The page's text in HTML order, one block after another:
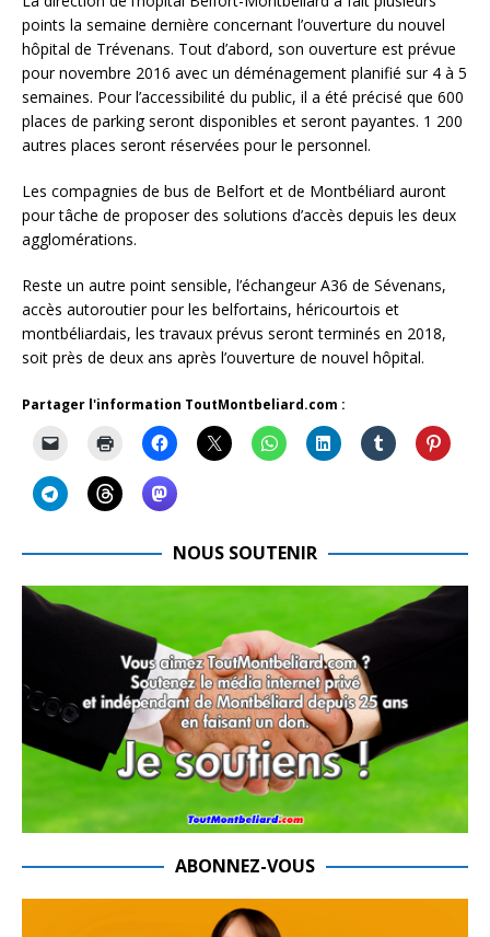
points la semaine dernière concernant l’ouverture du nouvel
hôpital de Trévenans. Tout d’abord, son ouverture est prévue
pour novembre 2016 avec un déménagement planifié sur 4 à 5
semaines. Pour l’accessibilité du public, il a été précisé que 600
places de parking seront disponibles et seront payantes. 1 200
autres places seront réservées pour le personnel.
Les compagnies de bus de Belfort et de Montbéliard auront
pour tâche de proposer des solutions d’accès depuis les deux
agglomérations.
Reste un autre point sensible, l’échangeur A36 de Sévenans,
accès autoroutier pour les belfortains, héricourtois et
montbéliardais, les travaux prévus seront terminés en 2018,
soit près de deux ans après l’ouverture de nouvel hôpital.
Partager l'information ToutMontbeliard.com :
NOUS SOUTENIR
ABONNEZ-VOUS